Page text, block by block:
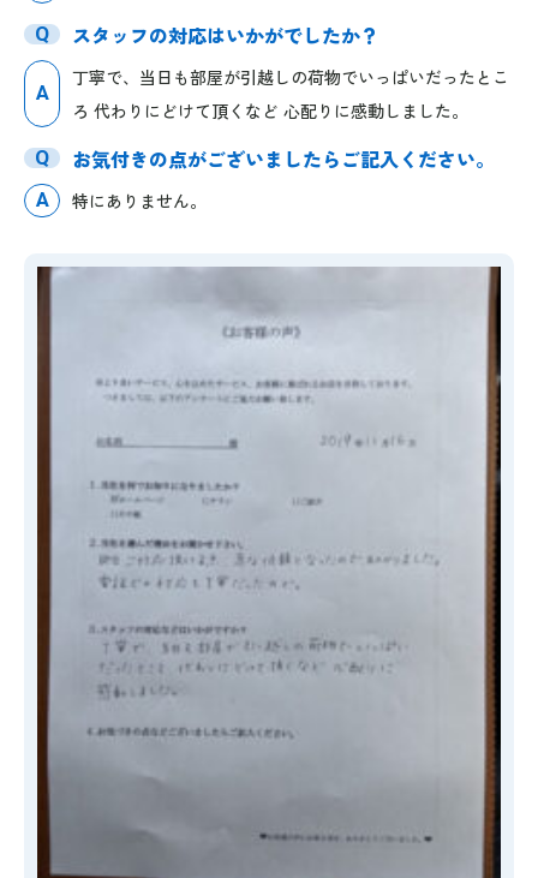
Q
スタッフの対応はいかがでしたか？
A
丁寧で、当日も部屋が引越しの荷物でいっぱいだったとこ
ろ 代わりにどけて頂くなど 心配りに感動しました。
Q
お気付きの点がございましたらご記入ください。
A 特にありません。